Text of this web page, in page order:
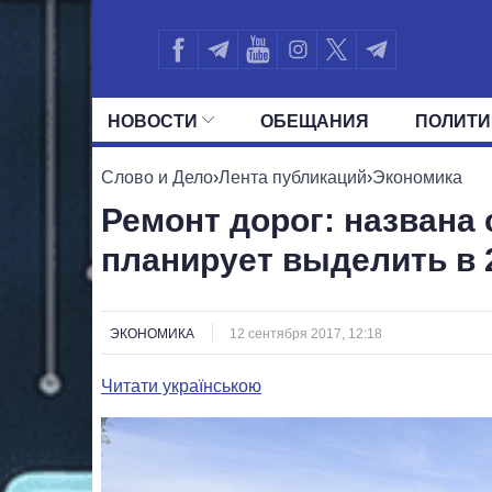
НОВОСТИ ОБЕЩАНИЯ
ВСЕ ПОЛИТИКИ ПРЕЗИДЕНТ И
Слово и Дело›Лента публикаций›Экономика
Ремонт дорог:
планирует выделить в
ЭКОНОМИКА 12 сентября 2017, 12:18
Читати українською